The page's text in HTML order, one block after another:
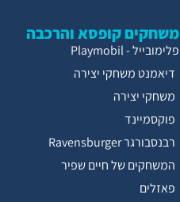
משחקים קופסא והרכבה
פלימובייל - Playmobil
דיאמנט משחקי יצירה
משחקי יצירה
פוקסמיינד
רבנסבורגר Ravensburger
המשחקים של חיים שפיר
פאזלים